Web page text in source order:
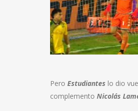
Pero Estudiantes lo dio
complemento Nicolás